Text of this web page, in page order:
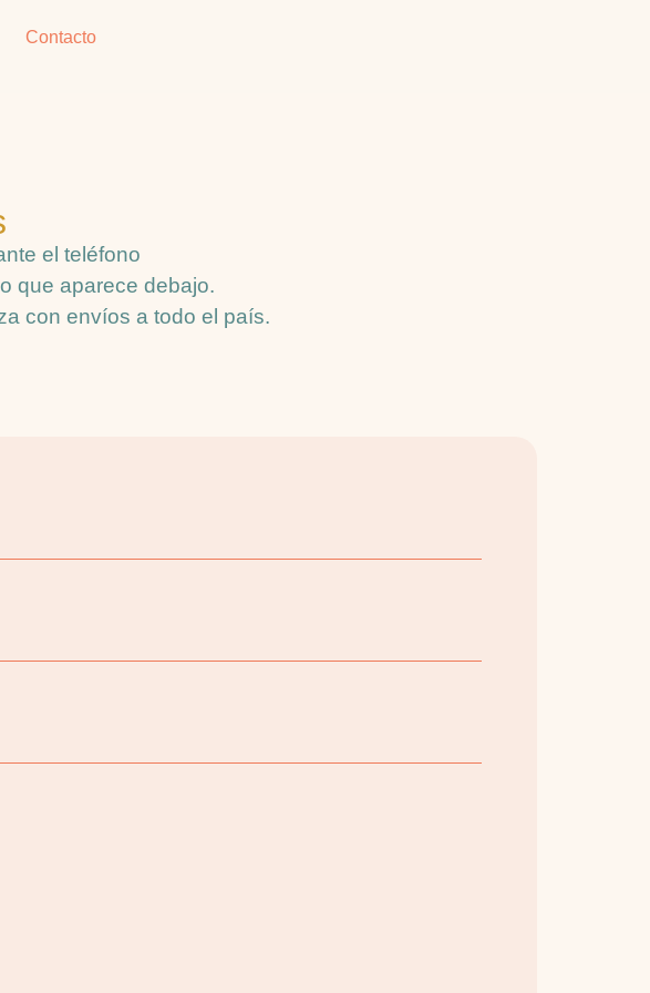
Contacto
el teléfono
que aparece debajo.
con envíos a todo el país.